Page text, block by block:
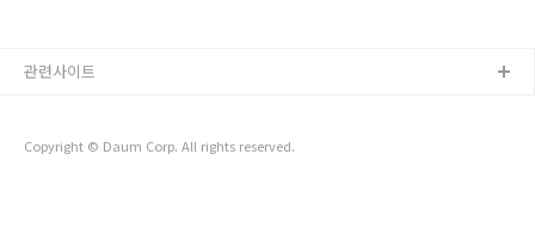
Copyright © Daum Corp. All rights reserved.
관련사이트